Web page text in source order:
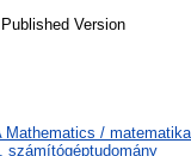
Version
/
számítógéptudomány